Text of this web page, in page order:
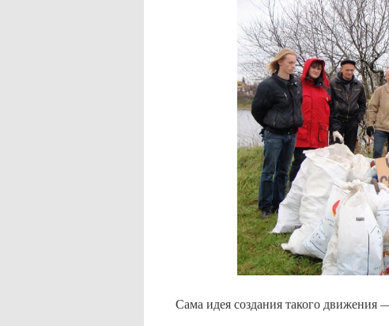
Сама идея создания такого движения